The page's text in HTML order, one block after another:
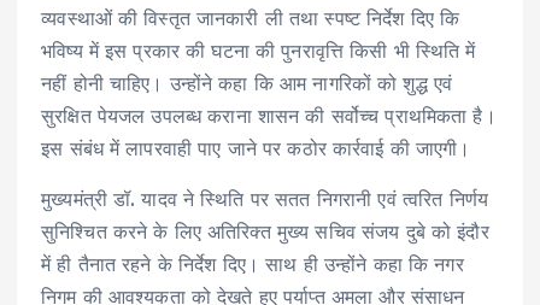
व्यवस्थाओं की विस्तृत जानकारी ली तथा स्पष्ट निर्देश दिए कि
भविष्य में इस प्रकार की घटना की पुनरावृत्ति किसी भी स्थिति में
नहीं होनी चाहिए। उन्होंने कहा कि आम नागरिकों को शुद्ध एवं
सुरक्षित पेयजल उपलब्ध कराना शासन की सर्वोच्च प्राथमिकता है।
इस संबंध में लापरवाही पाए जाने पर कठोर कार्रवाई की जाएगी।
मुख्यमंत्री डॉ. यादव ने स्थिति पर सतत निगरानी एवं त्वरित निर्णय
सुनिश्चित करने के लिए अतिरिक्त मुख्य सचिव संजय दुबे को इंदौर
में ही तैनात रहने के निर्देश दिए। साथ ही उन्होंने कहा कि नगर
निगम की आवश्यकता को देखते हुए पर्याप्त अमला और संसाधन